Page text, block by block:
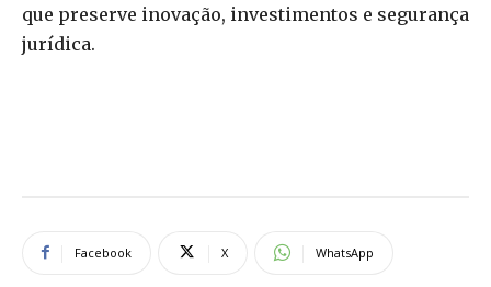
que preserve inovação, investimentos e segurança
jurídica.
Facebook X WhatsApp